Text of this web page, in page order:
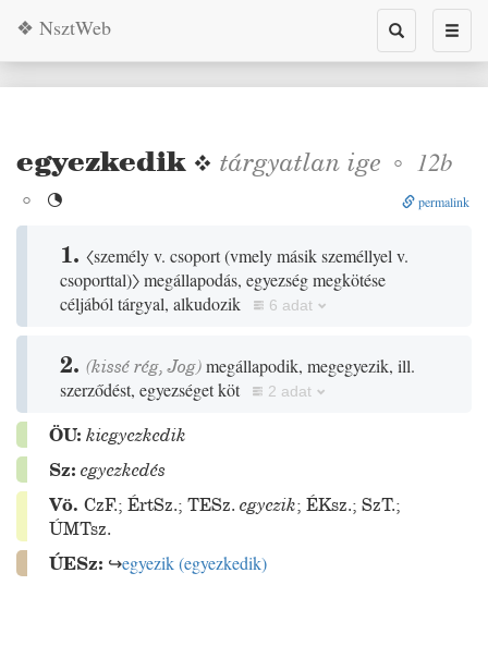
Toggle
search
❖ NsztWeb
egyezkedik❖ tárgyatlan ige ◦ 12b
◦  permalink
1. 〈személy v. csoport(vmely másik személlyel v.
csoporttal)〉megállapodás, egyezség megkötése
céljából tárgyal, alkudozik
6 adat
2. (kissérég,Jog)megállapodik, megegyezik, ill.
szerződést, egyezséget köt
2 adat
ÖU: kiegyezkedik
Sz: egyezkedés
Vö. CzF.; ÉrtSz.; TESz. egyezik; ÉKsz.; SzT.;
ÚMTsz.
ÚESz: ↪egyezik(egyezkedik)